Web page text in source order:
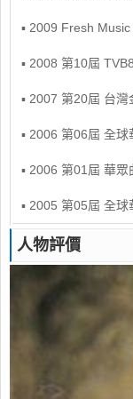
▪ 2009 Fresh Music
▪ 2008 第10屆
▪ 2007 第20屆 台灣
▪ 2006 第06屆 全球
▪ 2006 第01屆 華眾
▪ 2005 第05屆 全球
人物評價